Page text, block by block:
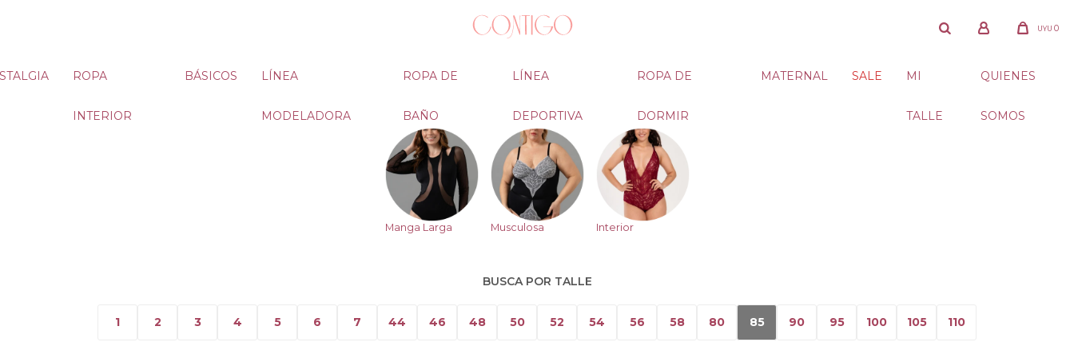
ROPA
INTERIOR
BÁSICOS LÍNEA
MODELADORA
ROPA DE
BAÑO
LÍNEA
DEPORTIVA
ROPA DE
DORMIR
MATERNAL SALE MI
TALLE
QUIENES
SOMOS
UYU 0
Manga Larga Musculosa Interior
BUSCA POR TALLE
1 2 3 4 5 6 7 44 46 48 50 52 54 56 58 80 85 90 95 100 105 110